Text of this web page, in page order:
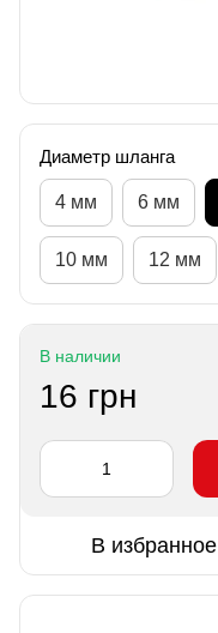
Диаметр шланга
4 мм 6 мм
10 мм 12 мм
В наличии
16 грн
В избранное